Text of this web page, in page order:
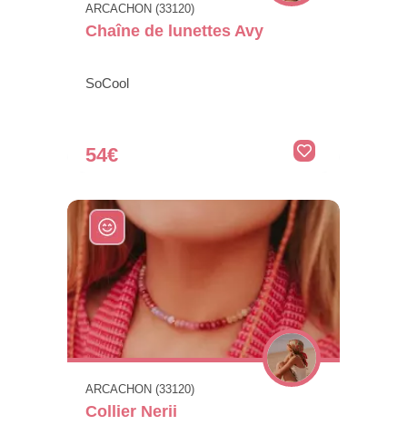
ARCACHON (33120)
Chaîne de lunettes Avy
SoCool
54€
ARCACHON (33120)
Collier Nerii